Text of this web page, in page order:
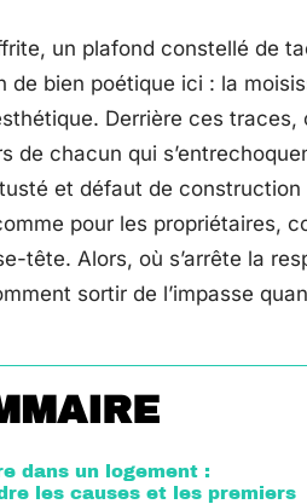
un plafond constellé de
de bien poétique ici : la
Derrière ces
de chacun qui
et défaut de
pour les propriétaires,
tête. Alors, où s’arrête la
sortir de l’impasse
dans un logement :
les causes et les premiers